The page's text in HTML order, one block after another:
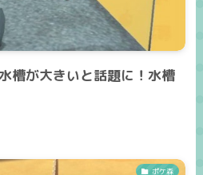
槽が大きいと話題に！水槽
ポケ森